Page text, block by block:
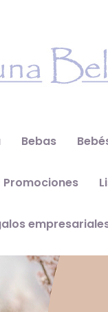
Bebas
Promociones